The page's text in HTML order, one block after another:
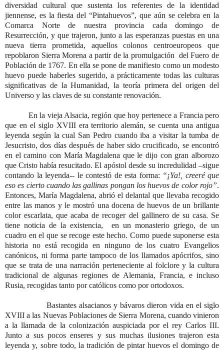
diversidad cultural que sustenta los referentes de la identidad
jiennense, es la fiesta del “Pintahuevos”, que aún se celebra en la
Comarca Norte de nuestra provincia cada domingo de
Resurrección, y que trajeron, junto a las esperanzas puestas en una
nueva tierra prometida, aquellos colonos centroeuropeos que
repoblaron Sierra Morena a partir de la promulgación del Fuero de
Población de 1767. En ella se pone de manifiesto como un modesto
huevo puede haberles sugerido, a prácticamente todas las culturas
significativas de la Humanidad, la teoría primera del origen del
Universo y las claves de su constante renovación.
En la vieja Alsacia, región que hoy pertenece a Francia pero
que en el siglo XVIII era territorio alemán, se cuenta una antigua
leyenda según la cual San Pedro cuando iba a visitar la tumba de
Jesucristo, dos días después de haber sido crucificado, se encontró
en el camino con María Magdalena que le dijo con gran alborozo
que Cristo había resucitado. El apóstol desde su incredulidad –sigue
contando la leyenda-- le contestó de esta forma: “¡Ya!, creeré que
eso es cierto cuando las gallinas pongan los huevos de color rojo”.
Entonces, María Magdalena, abrió el delantal que llevaba recogido
entre las manos y le mostró una docena de huevos de un brillante
color escarlata, que acaba de recoger del gallinero de su casa. Se
tiene noticia de la existencia, en un monasterio griego, de un
cuadro en el que se recoge este hecho. Como puede suponerse esta
historia no está recogida en ninguno de los cuatro Evangelios
canónicos, ni forma parte tampoco de los llamados apócrifos, sino
que se trata de una narración perteneciente al folclore y la cultura
tradicional de algunas regiones de Alemania, Francia, e incluso
Rusia, recogidas tanto por católicos como por ortodoxos.
Bastantes alsacianos y bávaros dieron vida en el siglo
XVIII a las Nuevas Poblaciones de Sierra Morena, cuando vinieron
a la llamada de la colonización auspiciada por el rey Carlos III.
Junto a sus pocos enseres y sus muchas ilusiones trajeron esta
leyenda y, sobre todo, la tradición de pintar huevos el domingo de